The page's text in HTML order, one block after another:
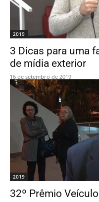
2019
3 Dicas para uma
de mídia exterior
16 de setembro de 2019
2019
32º Prêmio